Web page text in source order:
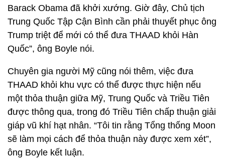
Barack Obama đã khởi xướng. Giờ đây, Chủ tịch
Trung Quốc Tập Cận Bình cần phải thuyết phục ông
Trump triệt để mới có thể đưa THAAD khỏi Hàn
Quốc”, ông Boyle nói.
Chuyên gia người Mỹ cũng nói thêm, việc đưa
THAAD khỏi khu vực có thể được thực hiện nếu
một thỏa thuận giữa Mỹ, Trung Quốc và Triều Tiên
được thông qua, trong đó Triều Tiên chấp thuận giải
giáp vũ khí hạt nhân. “Tôi tin rằng Tổng thống Moon
sẽ làm mọi cách để thỏa thuận này được xem xét”,
ông Boyle kết luận.